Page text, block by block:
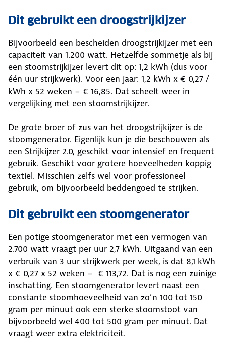
Dit gebruikt een droogstrijkijzer
Bijvoorbeeld een bescheiden droogstrijkijzer met een
capaciteit van 1.200 watt. Hetzelfde sommetje als bij
een stoomstrijkijzer levert dit op: 1,2 kWh (dus voor
één uur strijkwerk). Voor een jaar: 1,2 kWh x € 0,27 /
kWh x 52 weken = € 16,85. Dat scheelt weer in
vergelijking met een stoomstrijkijzer.
De grote broer of zus van het droogstrijkijzer is de
stoomgenerator. Eigenlijk kun je die beschouwen als
een Strijkijzer 2.0, geschikt voor intensief en frequent
gebruik. Geschikt voor grotere hoeveelheden koppig
textiel. Misschien zelfs wel voor professioneel
gebruik, om bijvoorbeeld beddengoed te strijken.
Dit gebruikt een stoomgenerator
Een potige stoomgenerator met een vermogen van
2.700 watt vraagt per uur 2,7 kWh. Uitgaand van een
verbruik van 3 uur strijkwerk per week, is dat 8,1 kWh
x € 0,27 x 52 weken = € 113,72. Dat is nog een zuinige
inschatting. Een stoomgenerator levert naast een
constante stoomhoeveelheid van zo’n 100 tot 150
gram per minuut ook een sterke stoomstoot van
bijvoorbeeld wel 400 tot 500 gram per minuut. Dat
vraagt weer extra elektriciteit.